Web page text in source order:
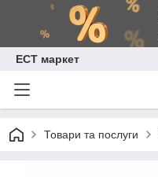
ЕСТ маркет
Товари та послуги